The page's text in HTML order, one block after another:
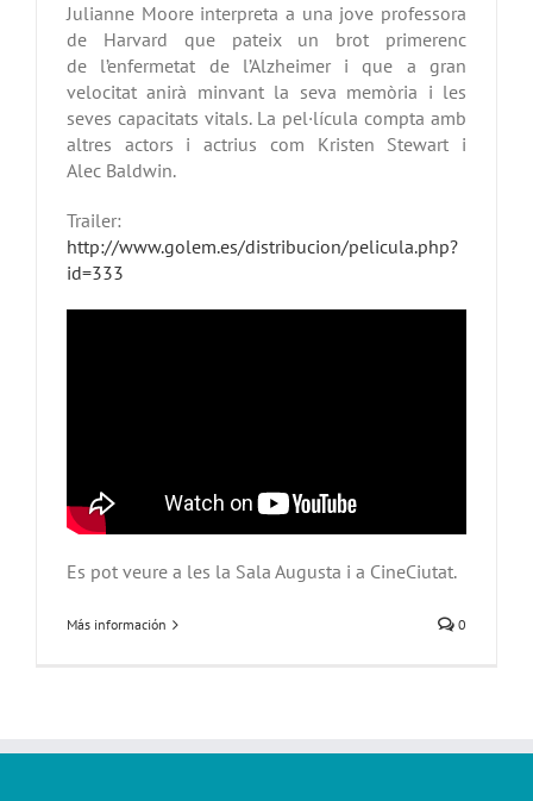
Julianne Moore interpreta a una jove professora
de Harvard que pateix un brot primerenc
de l’enfermetat de l’Alzheimer i que a gran
velocitat anirà minvant la seva memòria i les
seves capacitats vitals. La pel·lícula compta amb
altres actors i actrius com Kristen Stewart i
Alec Baldwin.
Trailer:
http://www.golem.es/distribucion/pelicula.php?
id=333
Es pot veure a les la Sala Augusta i a CineCiutat.
Más información 0